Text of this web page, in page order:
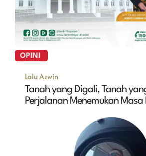
OPINI
Lalu Azwin
Tanah yang Digali, Tanah
Perjalanan Menemukan Masa